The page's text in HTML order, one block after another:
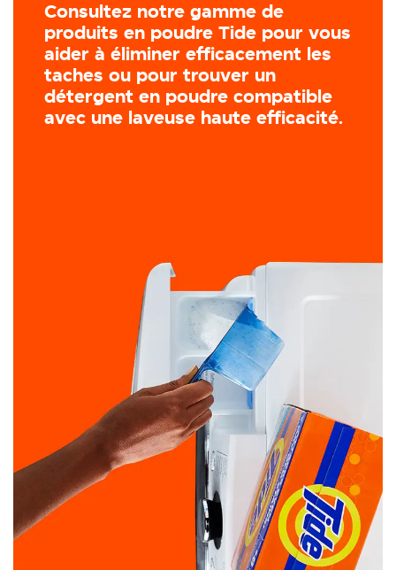
Consultez notre gamme de
produits en poudre Tide pour vous
aider à éliminer efficacement les
taches ou pour trouver un
détergent en poudre compatible
avec une laveuse haute efficacité.